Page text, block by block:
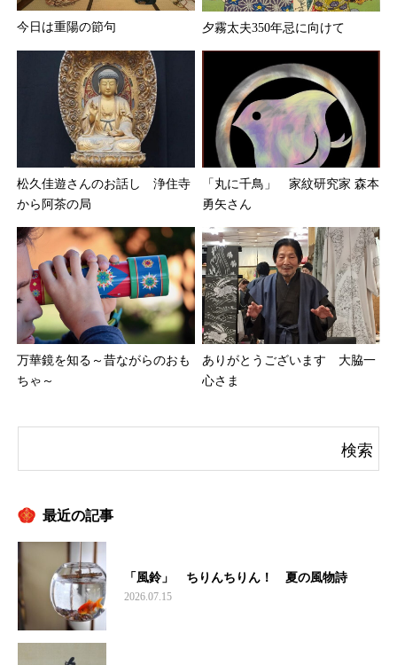
今日は重陽の節句 夕霧太夫350年忌に向けて
松久佳遊さんのお話し 浄住寺
から阿茶の局
「丸に千鳥」 家紋研究家 森本
勇矢さん
万華鏡を知る～昔ながらのおも
ちゃ～
ありがとうございます 大脇一
心さま
最近の記事
「風鈴」 ちりんちりん！ 夏の風物詩
2026.07.15